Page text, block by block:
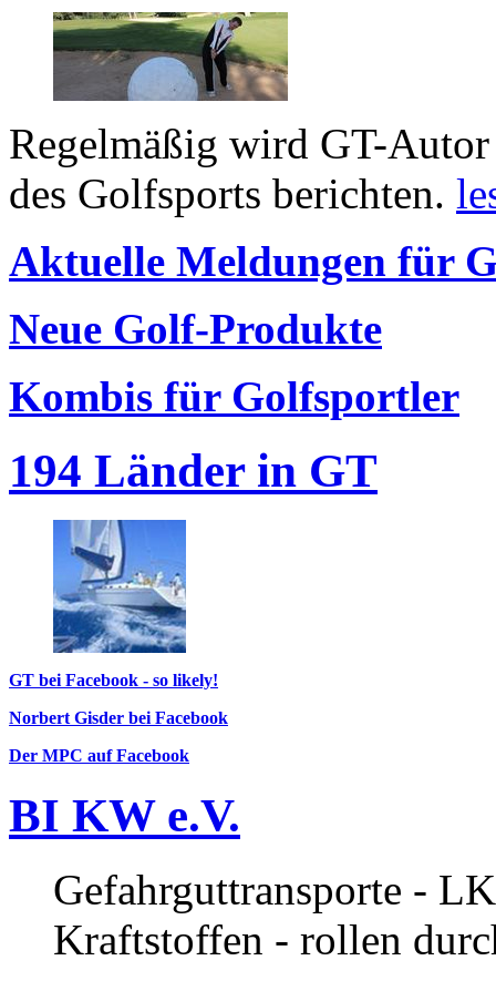
Regelmäßig wird GT-
des Golfsports berichten.
Aktuelle Meldungen für
Neue Golf-Produkte
Kombis für Golfsportler
194 Länder in GT
GT bei Facebook - so likely!
Norbert Gisder bei Facebook
Der MPC auf Facebook
BI KW e.V.
Gefahrguttransporte -
Kraftstoffen - rollen